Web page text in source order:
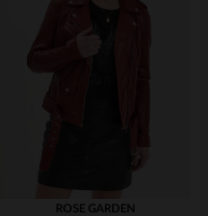
TAILLES DISPONIBLES
ROSE GARDEN